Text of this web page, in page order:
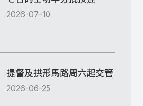
2026-07-10
提督及拱形馬路周六起交管
2026-06-25